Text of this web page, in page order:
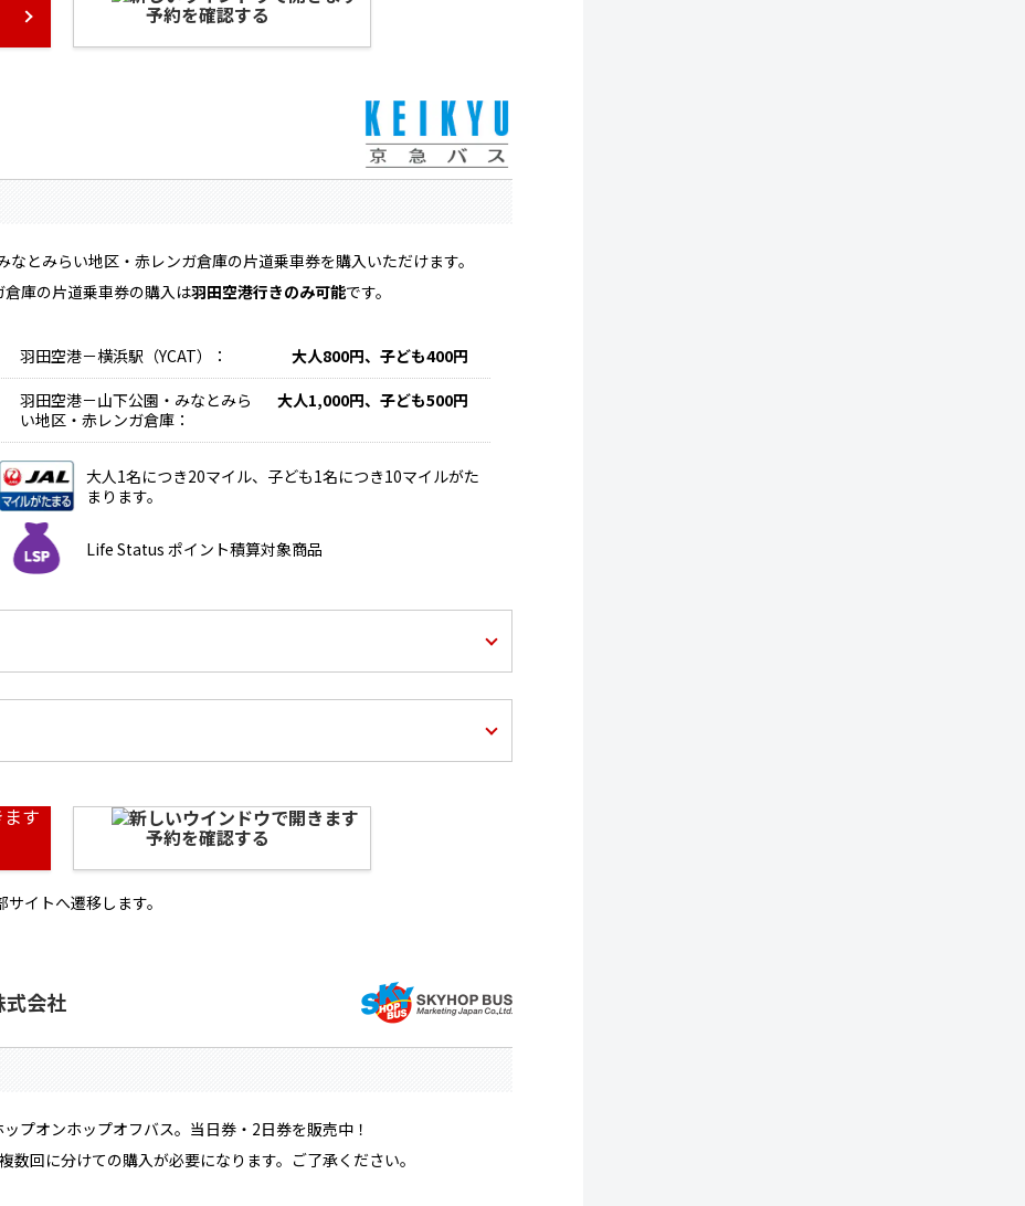
予約を確認する
とみらい地区・赤レンガ倉庫の片道乗車券を購入いただけます。
庫の片道乗車券の購入は羽田空港行きのみ可能です。
羽田空港－横浜駅（YCAT）：
大人800円、子ども400円
羽田空港－山下公園・みなとみら
い地区・赤レンガ倉庫：
大人1,000円、子ども500円
大人1名につき20マイル、子ども1名につき10マイルがた
まります。
Life Status ポイント積算対象商品
予約を確認する
サイトへ遷移します。
式会社
プオンホップオフバス。当日券・2日券を販売中！
回に分けての購入が必要になります。ご了承ください。